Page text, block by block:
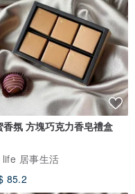
香氛 方塊巧克力香皂禮盒
居事生活
85.2